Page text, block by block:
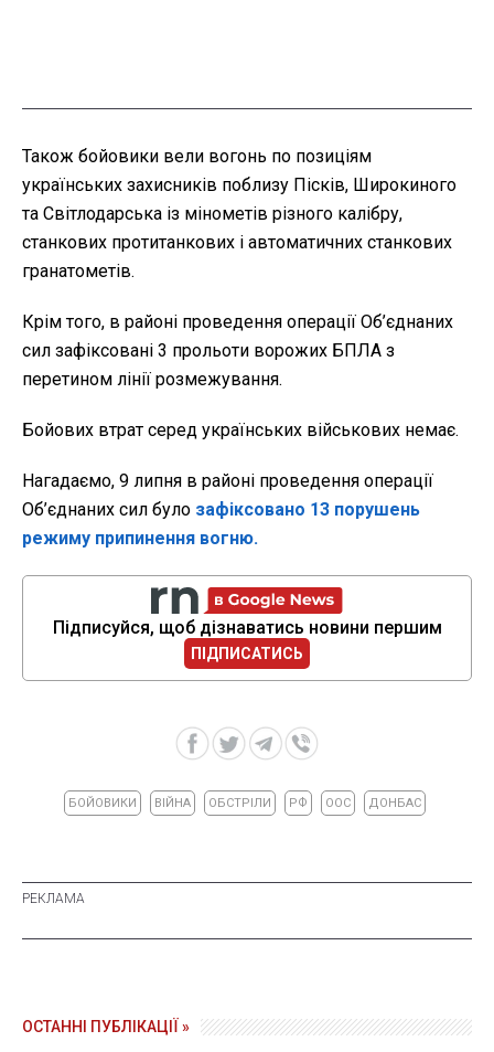
Також бойовики вели вогонь по позиціям
українських захисників поблизу Пісків, Широкиного
та Світлодарська із мінометів різного калібру,
станкових протитанкових і автоматичних станкових
гранатометів.
Крім того, в районі проведення операції Об’єднаних
сил зафіксовані 3 прольоти ворожих БПЛА з
перетином лінії розмежування.
Бойових втрат серед українських військових немає.
Нагадаємо, 9 липня в районі проведення операції
Об’єднаних сил було зафіксовано 13 порушень
режиму припинення вогню.
Підписуйся, щоб дізнаватись новини першим
ПІДПИСАТИСЬ
БОЙОВИКИ ВІЙНА ОБСТРІЛИ РФ ООС ДОНБАС
ОСТАННІ ПУБЛІКАЦІЇ »